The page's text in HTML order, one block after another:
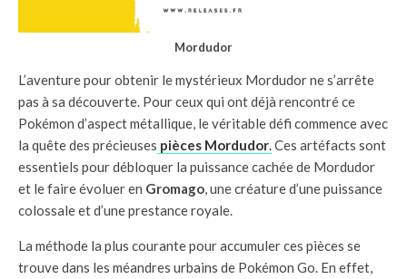
Mordudor
L’aventure pour obtenir le mystérieux Mordudor ne s’arrête
pas à sa découverte. Pour ceux qui ont déjà rencontré ce
Pokémon d’aspect métallique, le véritable défi commence avec
la quête des précieuses pièces Mordudor.Ces artéfacts sont
essentiels pour débloquer la puissance cachée de Mordudor
et le faire évoluer en Gromago, une créature d’une puissance
colossale et d’une prestance royale.
La méthode la plus courante pour accumuler ces pièces se
trouve dans les méandres urbains de Pokémon Go. En effet,